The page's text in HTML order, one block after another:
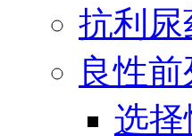
抗利尿
良性
选择